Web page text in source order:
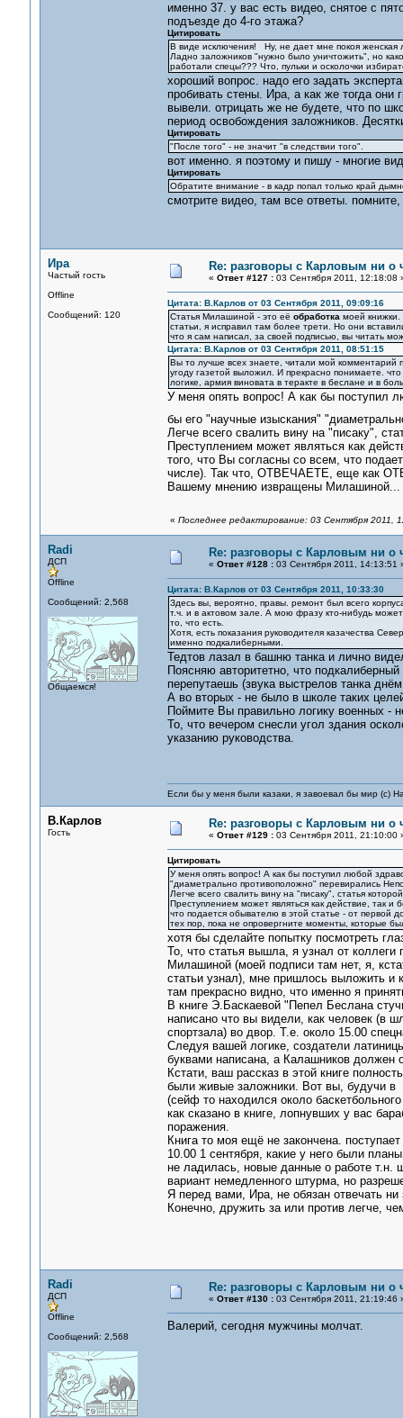
именно 37. у вас есть видео, снятое с
подъезде до 4-го этажа?
Цитировать
В виде исключения! Ну, не дает мне покоя женская
Ладно заложников "нужно было уничтожить", но
работали спецы??? Что, пульки и осколочки
хороший вопрос. надо его задать
пробивать стены. Ира, а как же тогда
вывели. отрицать же не будете, что по
период освобождения заложников.
Цитировать
"После того" - не значит "в следствии того".
вот именно. я поэтому и пишу - многие
Цитировать
Обратите внимание - в кадр попал только край
смотрите видео, там все ответы.
Ира
Частый гость
Offline
Сообщений: 120
Re: разговоры с Карловым ни о
« Ответ #127 :03 Сентября 2011, 12:18:08
Цитата: В.Карлов от 03 Сентября 2011, 09:09:16
Статья Милашиной - это её обработка моей книжки.
статьи, я исправил там более трети. Но они
что я сам написал, за своей подписью, вы читать
Цитата: В.Карлов от 03 Сентября 2011, 08:51:15
Вы то лучше всех знаете, читали мой комментарий
угоду газетой выложил. И прекрасно понимаете.
логике, армия виновата в теракте в беслане и в
У меня опять вопрос! А как бы поступил
бы его "научные изыскания"
Легче всего свалить вину на "писаку",
Преступлением может являться как
того, что Вы согласны со всем, что
числе). Так что, ОТВЕЧАЕТЕ, еще как
Вашему мнению извращены Милашиной...
« Последнее редактирование: 03 Сентября 2011,
Radi
ДСП
Offline
Сообщений: 2,568
Общаемся!
Re: разговоры с Карловым ни о
« Ответ #128 :03 Сентября 2011, 14:13:51
Цитата: В.Карлов от 03 Сентября 2011, 10:33:30
Здесь вы, вероятно, правы. ремонт был всего
т.ч. и в актовом зале. А мою фразу кто-нибудь
то, что есть.
Хотя, есть показания руководителя казачества
именно подкалиберными.
Тедтов лазал в башню танка и лично
Поясняю авторитетно, что
перепутаешь (звука выстрелов танка
А во вторых - не было в школе таких
Поймите Вы правильно логику военных -
То, что вечером снесли угол здания
указанию руководства.
Если бы у меня были казаки, я завоевал бы мир (с)
В.Карлов
Гость
Re: разговоры с Карловым ни о
« Ответ #129 :03 Сентября 2011, 21:10:00
Цитировать
У меня опять вопрос! А как бы поступил любой
"диаметрально противоположно" перевирались
Легче всего свалить вину на "писаку", статья
Преступлением может являться как действие, так
что подается обывателю в этой статье - от первой
тех пор, пока не опровергните моменты,
хотя бы сделайте попытку посмотреть
То, что статья вышла, я узнал от
Милашиной (моей подписи там нет, я,
статьи узнал), мне пришлось выложить и
там прекрасно видно, что именно я
В книге Э.Баскаевой "Пепел Беслана
написано что вы видели, как человек (в
спортзала) во двор. Т.е. около 15.00
Следуя вашей логике, создатели
буквами написана, а Калашников должен
Кстати, ваш рассказ в этой книге
были живые заложники. Вот вы, будучи в
(сейф то находился около
как сказано в книге, лопнувших у вас
поражения.
Книга то моя ещё не закончена.
10.00 1 сентября, какие у него были
не ладилась, новые данные о работе т.н.
вариант немедленного штурма, но
Я перед вами, Ира, не обязан отвечать
Конечно, дружить за или против легче,
Radi
ДСП
Offline
Сообщений: 2,568
Re: разговоры с Карловым ни о
« Ответ #130 :03 Сентября 2011, 21:19:46
Валерий, сегодня мужчины молчат.